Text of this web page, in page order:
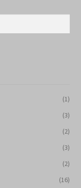
(1)
(3)
(2)
(3)
(2)
(16)